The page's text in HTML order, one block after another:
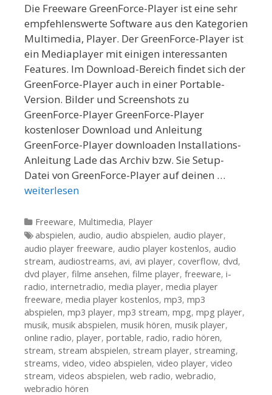
Die Freeware GreenForce-Player ist eine sehr
empfehlenswerte Software aus den Kategorien
Multimedia, Player. Der GreenForce-Player ist
ein Mediaplayer mit einigen interessanten
Features. Im Download-Bereich findet sich der
GreenForce-Player auch in einer Portable-
Version. Bilder und Screenshots zu
GreenForce-Player GreenForce-Player
kostenloser Download und Anleitung
GreenForce-Player downloaden Installations-
Anleitung Lade das Archiv bzw. Sie Setup-
Datei von GreenForce-Player auf deinen …
weiterlesen
Kategorien
Freeware, Multimedia, Player
Tags
abspielen, audio, audio abspielen, audio player,
audio player freeware, audio player kostenlos, audio
stream, audiostreams, avi, avi player, coverflow, dvd,
dvd player, filme ansehen, filme player, freeware, i-
radio, internetradio, media player, media player
freeware, media player kostenlos, mp3, mp3
abspielen, mp3 player, mp3 stream, mpg, mpg player,
musik, musik abspielen, musik hören, musik player,
online radio, player, portable, radio, radio hören,
stream, stream abspielen, stream player, streaming,
streams, video, video abspielen, video player, video
stream, videos abspielen, web radio, webradio,
webradio hören